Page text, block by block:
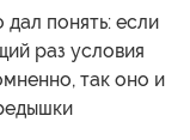
понять: если
раз условия
так оно и